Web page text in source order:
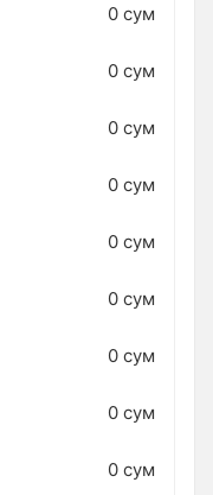
0 сум
0 сум
0 сум
0 сум
0 сум
0 сум
0 сум
0 сум
0 сум